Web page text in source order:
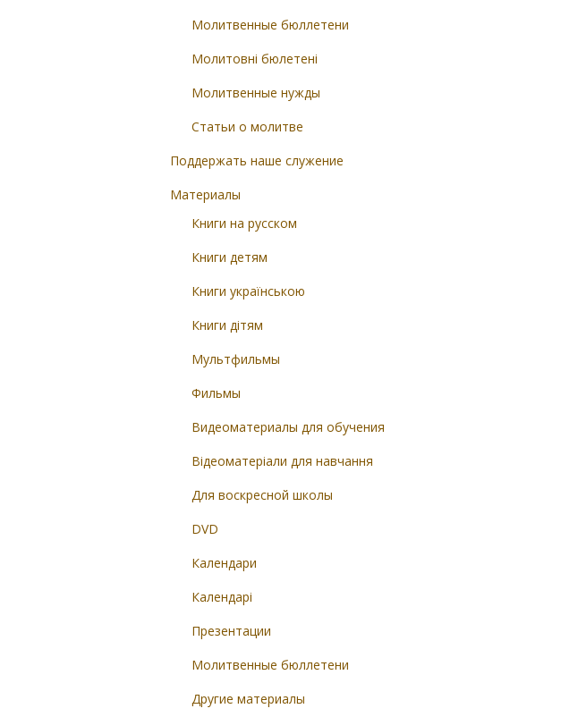
Молитвенные бюллетени
Молитовні бюлетені
Молитвенные нужды
Статьи о молитве
Поддержать наше служение
Материалы
Книги на русском
Книги детям
Книги українською
Книги дітям
Мультфильмы
Фильмы
Видеоматериалы для обучения
Відеоматеріали для навчання
Для воскресной школы
DVD
Календари
Календарі
Презентации
Молитвенные бюллетени
Другие материалы